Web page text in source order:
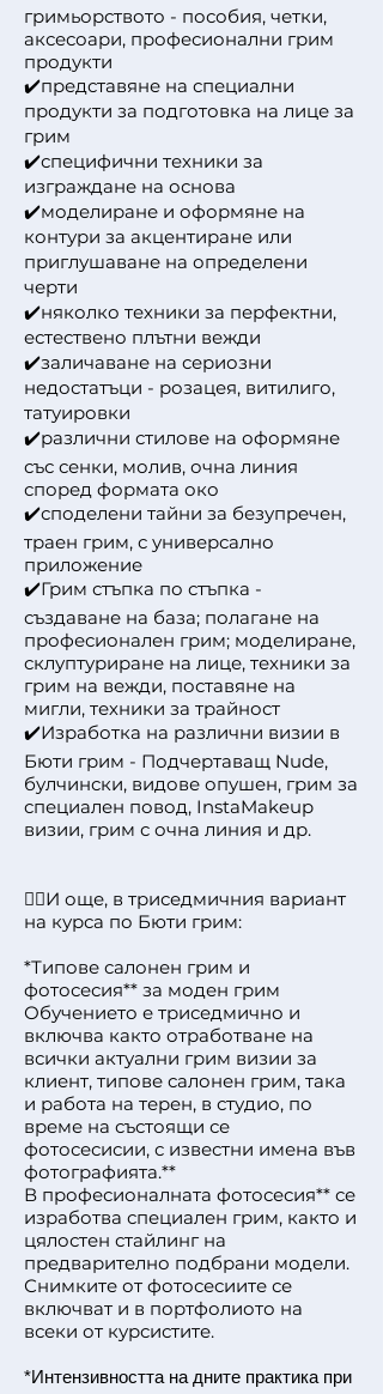
гримьорството - пособия, четки,
аксесоари, професионални грим
продукти
✔️представяне на специални
продукти за подготовка на лице за
грим
✔️специфични техники за
изграждане на основа
✔️моделиране и оформяне на
контури за акцентиране или
приглушаване на определени
черти
✔️няколко техники за перфектни,
естествено плътни вежди
✔️заличаване на сериозни
недостатъци - розацея, витилиго,
татуировки
✔️различни стилове на оформяне
със сенки, молив, очна линия
според формата око
✔️споделени тайни за безупречен,
траен грим, с универсално
приложение
✔️Грим стъпка по стъпка -
създаване на база; полагане на
професионален грим; моделиране,
склуптуриране на лице, техники за
грим на вежди, поставяне на
мигли, техники за трайност
✔️Изработка на различни визии в
Бюти грим - Подчертаващ Nude,
булчински, видове опушен, грим за
специален повод, InstaMakeup
визии, грим с очна линия и др.
👉🏻И още, в триседмичния вариант
на курса по Бюти грим:
*Типове салонен грим и
фотосесия** за моден грим
Обучението е триседмично и
включва както отработване на
всички актуални грим визии за
клиент, типове салонен грим, така
и работа на терен, в студио, по
време на състоящи се
фотосесисии, с известни имена във
фотографията.**
В професионалната фотосесия** се
изработва специален грим, както и
цялостен стайлинг на
предварително подбрани модели.
Снимките от фотосесиите се
включват и в портфолиото на
всеки от курсистите.
*Интензивността на дните практика при